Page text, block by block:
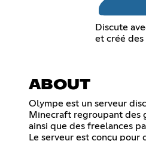
Discute
et créé des
ABOUT
Olympe est un serveur
Minecraft regroupant des
ainsi que des freelances
Le serveur est conçu